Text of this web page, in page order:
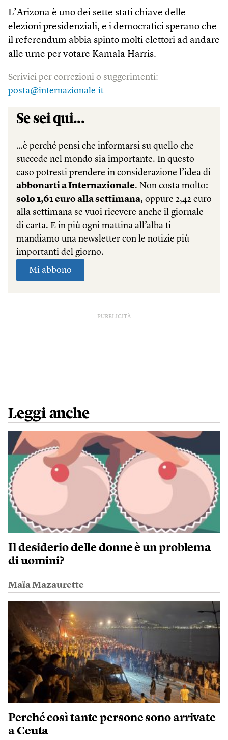
L’Arizona è uno dei sette stati chiave delle
elezioni presidenziali, e i democratici sperano che
il referendum abbia spinto molti elettori ad andare
alle urne per votare Kamala Harris.
Scrivici per correzioni o suggerimenti:
posta@internazionale.it
PUBBLICITÀ
Leggi anche
Il desiderio delle donne è un problema
di uomini?
Maïa Mazaurette
Perché così tante persone sono arrivate
a Ceuta